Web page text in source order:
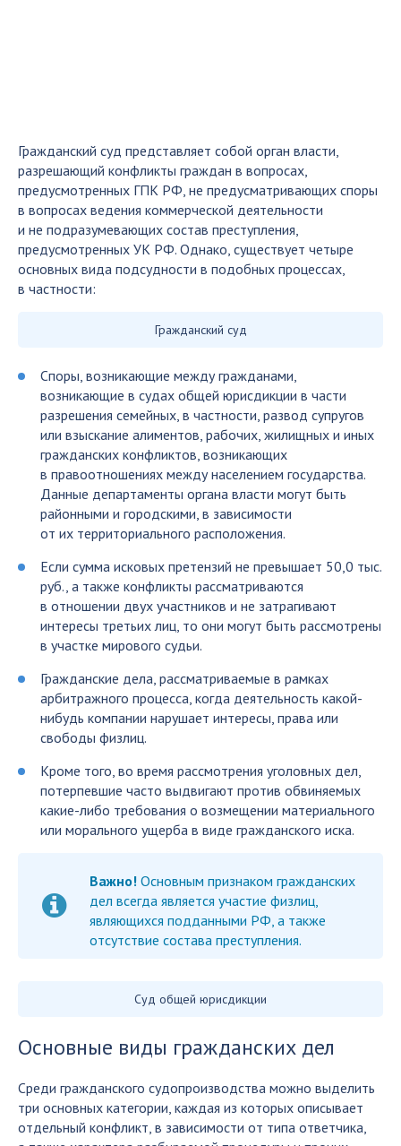
Гражданский суд представляет собой орган власти,
разрешающий конфликты граждан в вопросах,
предусмотренных ГПК РФ, не предусматривающих споры
в вопросах ведения коммерческой деятельности
и не подразумевающих состав преступления,
предусмотренных УК РФ. Однако, существует четыре
основных вида подсудности в подобных процессах,
в частности:
Гражданский суд
Споры, возникающие между гражданами,
возникающие в судах общей юрисдикции в части
разрешения семейных, в частности, развод супругов
или взыскание алиментов, рабочих, жилищных и иных
гражданских конфликтов, возникающих
в правоотношениях между населением государства.
Данные департаменты органа власти могут быть
районными и городскими, в зависимости
от их территориального расположения.
Если сумма исковых претензий не превышает 50,0 тыс.
руб., а также конфликты рассматриваются
в отношении двух участников и не затрагивают
интересы третьих лиц, то они могут быть рассмотрены
в участке мирового судьи.
Гражданские дела, рассматриваемые в рамках
арбитражного процесса, когда деятельность какой-
нибудь компании нарушает интересы, права или
свободы физлиц.
Кроме того, во время рассмотрения уголовных дел,
потерпевшие часто выдвигают против обвиняемых
какие-либо требования о возмещении материального
или морального ущерба в виде гражданского иска.
Важно! Основным признаком гражданских
дел всегда является участие физлиц,
являющихся подданными РФ, а также
отсутствие состава преступления.
Суд общей юрисдикции
Основные виды гражданских дел
Среди гражданского судопроизводства можно выделить
три основных категории, каждая из которых описывает
отдельный конфликт, в зависимости от типа ответчика,